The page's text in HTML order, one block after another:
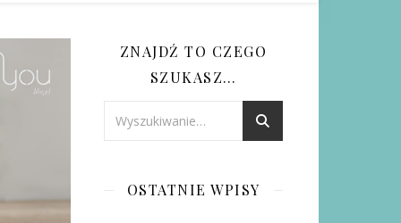
ZNAJDŹ TO CZEGO
SZUKASZ…
OSTATNIE WPISY